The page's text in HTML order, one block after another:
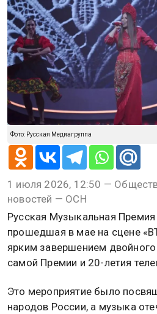
Фото: Русская Медиагруппа
1 июля 2026, 12:50 —
новостей — ОСН
Русская Музыкальная Премия
прошедшая в мае на сцене
ярким завершением
самой Премии и 20-летия
Это мероприятие было
народов России, а музыка